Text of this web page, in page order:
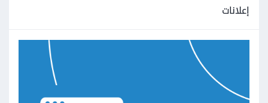
إعلانات